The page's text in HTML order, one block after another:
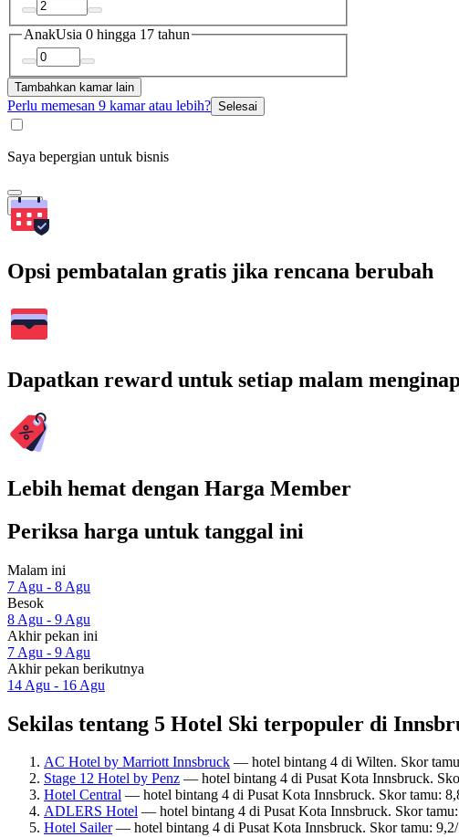
AnakUsia 0 hingga 17 tahun
Tambahkan kamar lain
Perlu memesan 9 kamar atau lebih? Selesai
Saya bepergian untuk bisnis
Cari
Opsi pembatalan gratis jika rencana berubah
Dapatkan reward untuk setiap malam
Lebih hemat dengan Harga Member
Periksa harga untuk tanggal ini
Malam ini
7 Agu - 8 Agu
Besok
8 Agu - 9 Agu
Akhir pekan ini
7 Agu - 9 Agu
Akhir pekan berikutnya
14 Agu - 16 Agu
Sekilas tentang 5 Hotel Ski terpopuler di
AC Hotel by Marriott Innsbruck — hotel bintang 4 di Wilten. Skor
Stage 12 Hotel by Penz — hotel bintang 4 di Pusat Kota Innsbruck.
Hotel Central — hotel bintang 4 di Pusat Kota Innsbruck. Skor tamu:
ADLERS Hotel — hotel bintang 4 di Pusat Kota Innsbruck. Skor
Hotel Sailer— hotel bintang 4 di Pusat Kota Innsbruck. Skor tamu: